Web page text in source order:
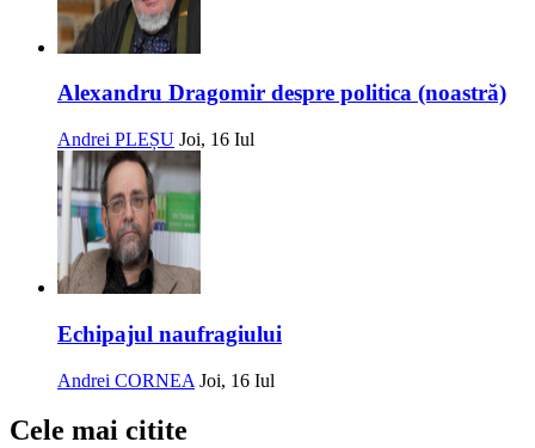
Alexandru Dragomir despre politica (noastră)
Andrei PLEȘU Joi, 16 Iul
Echipajul naufragiului
Andrei CORNEA Joi, 16 Iul
Cele mai citite